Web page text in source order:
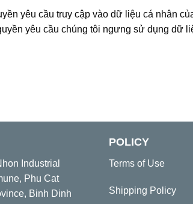
yêu cầu truy cập vào dữ liệu cá nhân
yêu cầu chúng tôi ngưng sử dụng dữ
Industrial
Phu Cat
Binh Dinh
POLICY
Terms of Use
Shipping Policy